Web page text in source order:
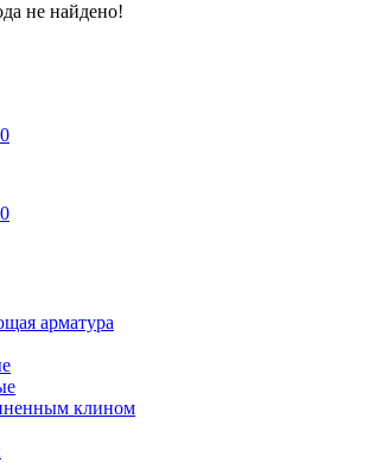
не найдено!
арматура
клином